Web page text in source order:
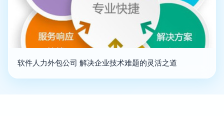
软件人力外包公司 解决企业技术难题的灵活之道